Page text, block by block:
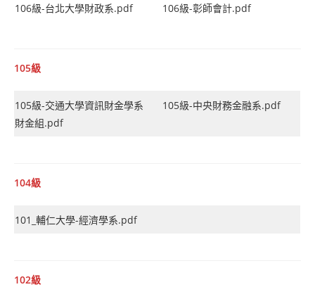
106級-台北大學財政系.pdf 106級-彰師會計.pdf
105級
105級-交通大學資訊財金學系
財金組.pdf
105級-中央財務金融系.pdf
104級
101_輔仁大學-經濟學系.pdf
102級